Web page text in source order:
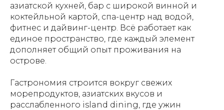
азиатской кухней, бар с широкой винной и
коктейльной картой, спа-центр над водой,
фитнес и дайвинг-центр. Всё работает как
единое пространство, где каждый элемент
дополняет общий опыт проживания на
острове.
Гастрономия строится вокруг свежих
морепродуктов, азиатских вкусов и
расслабленного island dining, где ужин